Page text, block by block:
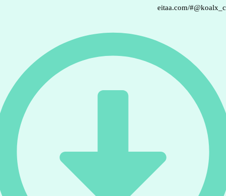
eitaa.com/